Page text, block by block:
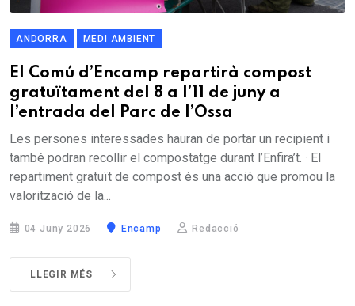
ANDORRA MEDI AMBIENT
El Comú d’Encamp repartirà compost
gratuïtament del 8 a l’11 de juny a
l’entrada del Parc de l’Ossa
Les persones interessades hauran de portar un recipient i
també podran recollir el compostatge durant l’Enfira’t. · El
repartiment gratuït de compost és una acció que promou la
valorització de la...
04 Juny 2026 Encamp Redacció
LLEGIR MÉS